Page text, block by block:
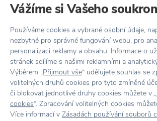
Vrácení zbožído 30 dnů
7500+ produktůna výběr
Showroom ve Zlíně
Vážíme si Vašeho
Používáme cookies a vybrané osobní údaje,
nezbytné pro správné fungování webu, pro
personalizaci reklamy a obsahu. Informace o
stránek sdílíme s našimi reklamními a
Výběrem „Přijmout vše“ udělujete souhlas se
volitelných druhů cookies pro tyto zmíněné
či blokovat jednotlivé druhy cookies můžete v „
cookies“. Zpracování volitelných cookies
Více informací v Zásadách používání souborů